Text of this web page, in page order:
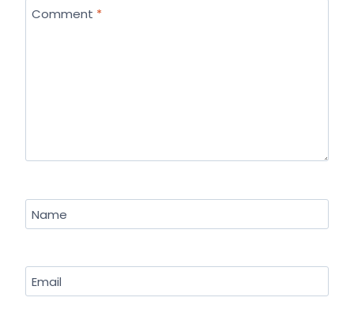
Comment *
Name
Email